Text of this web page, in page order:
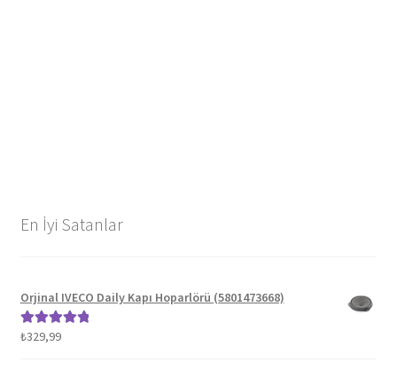
En İyi Satanlar
Orjinal IVECO Daily Kapı Hoparlörü (5801473668)
5 üzerinden
₺329,99